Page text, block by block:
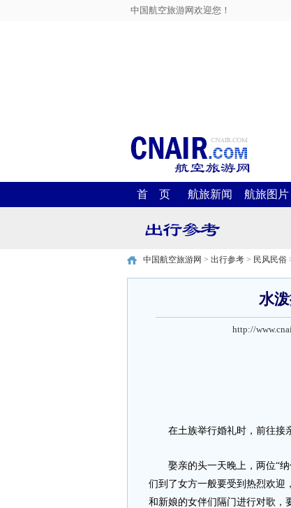
中国航空旅游网欢迎您！
首 页 航旅新闻 航旅图片
中国航空旅游网 > 出行参考 > 民风民俗
水
http://
在土族举行婚礼时，前往接亲
娶亲的头一天晚上，两位“纳
们到了女方一般要受到热烈欢迎
和新娘的女伴们隔门进行对歌，